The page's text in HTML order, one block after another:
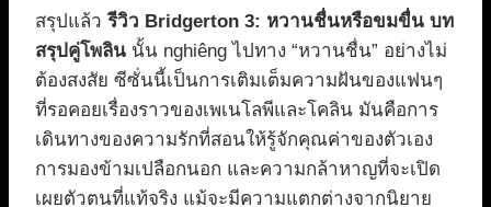
สรุปแล้วรีวิว Bridgerton 3: หวานชื่นหรือขมขื่น บท
สรุปคู่โพลิน นั้น nghiêng ไปทาง “หวานชื่น” อย่างไม่
ต้องสงสัย ซีซั่นนี้เป็นการเติมเต็มความฝันของแฟนๆ
ที่รอคอยเรื่องราวของเพเนโลพีและโคลิน มันคือการ
เดินทางของความรักที่สอนให้รู้จักคุณค่าของตัวเอง
การมองข้ามเปลือกนอก และความกล้าหาญที่จะเปิด
เผยตัวตนที่แท้จริง แม้จะมีความแตกต่างจากนิยาย